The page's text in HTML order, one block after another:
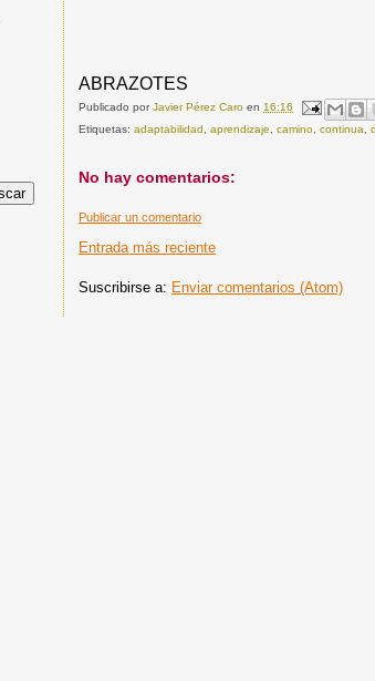
ABRAZOTES
Publicado porJavier Pérez Caro en16:16
Etiquetas:adaptabilidad ,aprendizaje ,camino ,continua ,
No hay comentarios:
Publicar un comentario
Entrada más reciente
Suscribirse a: Enviar comentarios (Atom)